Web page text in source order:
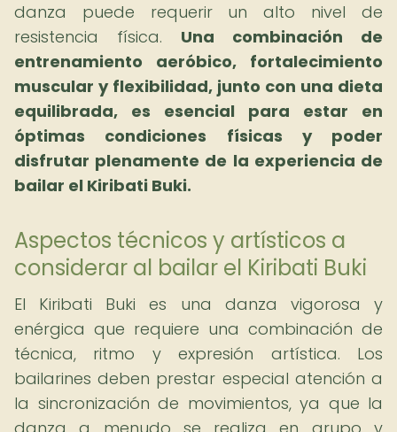
danza puede requerir un alto nivel de
resistencia física. Una combinación de
entrenamiento aeróbico, fortalecimiento
muscular y flexibilidad, junto con una dieta
equilibrada, es esencial para estar en
óptimas condiciones físicas y poder
disfrutar plenamente de la experiencia de
bailar el Kiribati Buki.
Aspectos técnicos y artísticos a
considerar al bailar el Kiribati Buki
El Kiribati Buki es una danza vigorosa y
enérgica que requiere una combinación de
técnica, ritmo y expresión artística. Los
bailarines deben prestar especial atención a
la sincronización de movimientos, ya que la